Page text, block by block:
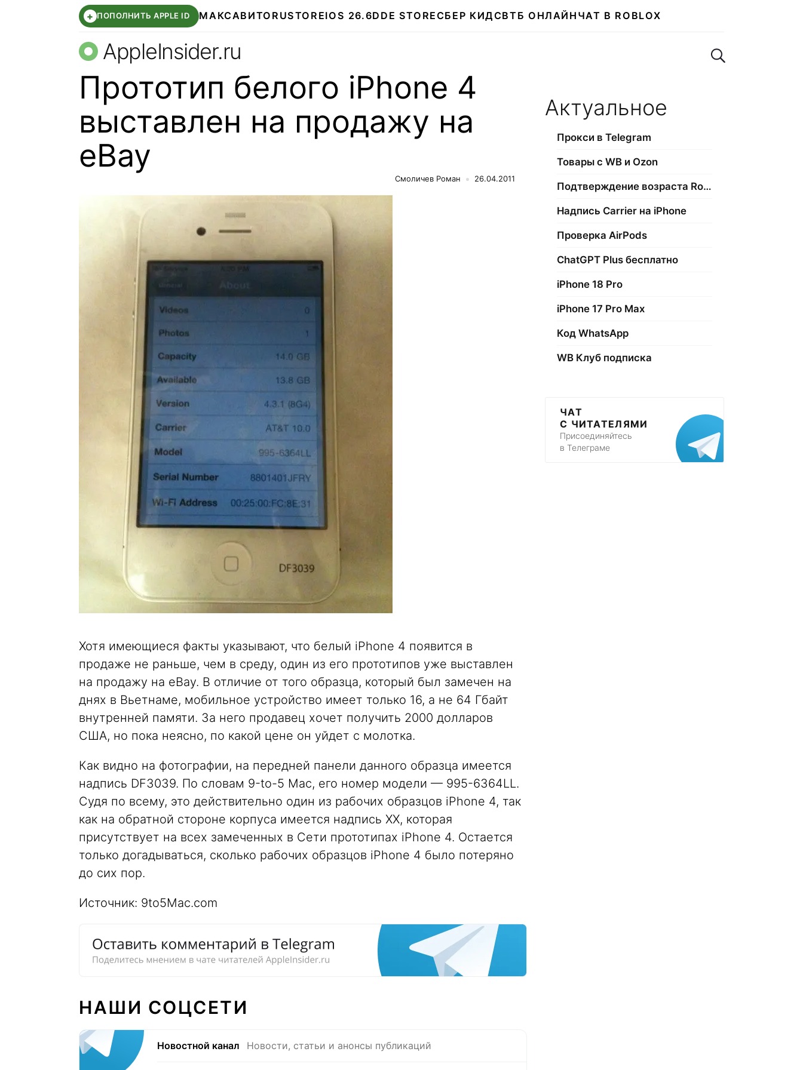
+ ПОПОЛНИТЬ APPLE ID МАКСАВИТО RUSTOREIOS 26.6DDE STORE СБЕР КИДСВТБ ОНЛАЙН ЧАТ В ROBLOX
AppleInsider.ru Поиск по сайту
Прототип белого iPhone 4
выставлен на продажу на
eBay
Смоличев Роман 26.04.2011
Хотя имеющиеся факты указывают, что белый iPhone 4 появится в
продаже не раньше, чем в среду, один из его прототипов уже выставлен
на продажу на eBay. В отличие от того образца, который был замечен на
днях в Вьетнаме, мобильное устройство имеет только 16, а не 64 Гбайт
внутренней памяти. За него продавец хочет получить 2000 долларов
США, но пока неясно, по какой цене он уйдет с молотка.
Как видно на фотографии, на передней панели данного образца имеется
надпись DF3039. По словам 9-to-5 Mac, его номер модели — 995-6364LL.
Судя по всему, это действительно один из рабочих образцов iPhone 4, так
как на обратной стороне корпуса имеется надпись XX, которая
присутствует на всех замеченных в Сети прототипах iPhone 4. Остается
только догадываться, сколько рабочих образцов iPhone 4 было потеряно
до сих пор.
Источник: 9to5Mac.com
НАШИ СОЦСЕТИ
Новостной канал Новости, статьи и анонсы публикаций
Актуальное
Прокси в Telegram
Товары с WB и Ozon
Подтверждение возраста Roblox
Надпись Carrier на iPhone
Проверка AirPods
ChatGPT Plus бесплатно
iPhone 18 Pro
iPhone 17 Pro Max
Код WhatsApp
WB Клуб подписка
ЧАТ
С ЧИТАТЕЛЯМИ
Присоединяйтесь
в Телеграме